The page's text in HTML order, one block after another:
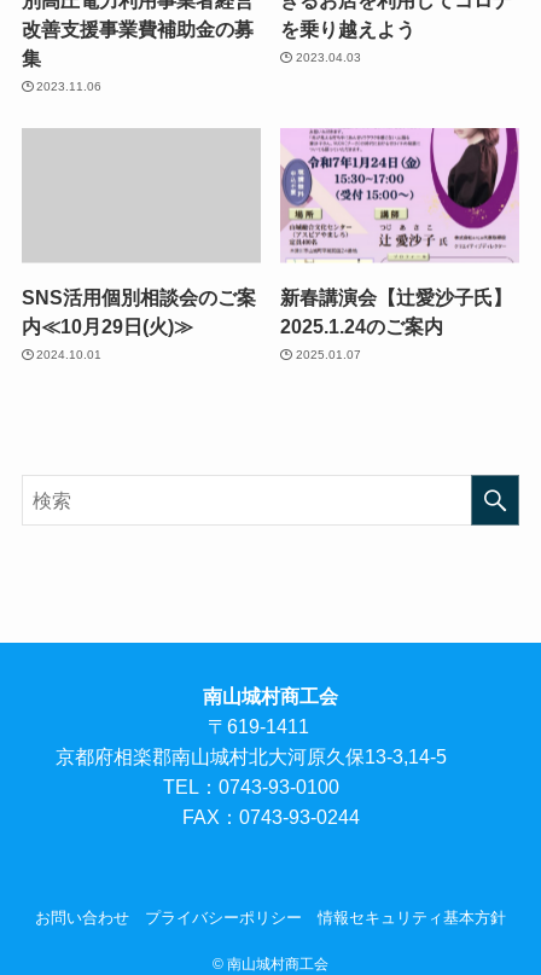
改善支援事業費補助金の募
集
2023.11.06
を乗り越えよう
2023.04.03
SNS活用個別相談会のご案
内≪10月29日(火)≫
2024.10.01
新春講演会【辻愛沙子氏】
2025.1.24のご案内
2025.01.07
南山城村商工会
〒619-1411
京都府相楽郡南山城村北大河原久保13-3,14-5
TEL：0743-93-0100
FAX：0743-93-0244
お問い合わせ プライバシーポリシー 情報セキュリティ基本方針
© 南山城村商工会